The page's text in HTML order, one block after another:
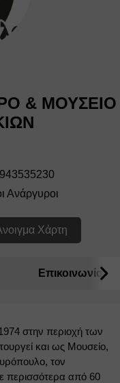
& ΜΟΥΣΕΙΟ
Ανάργυροι
Χάρτη
Επικοινωνία
στην περιοχή των
και ως Μουσείο,
τον
περισσότερα από 60